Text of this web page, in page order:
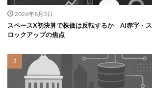
2026年8月3日
スペースX初決算で株価は反転するか AI赤字・
ロックアップの焦点